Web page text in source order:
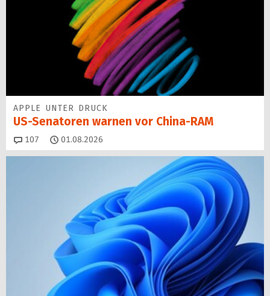
APPLE UNTER DRUCK
US-Senatoren warnen vor China-RAM
107 Kommentare
01.08.2026